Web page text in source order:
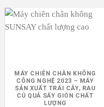
MÁY CHIÊN CHÂN KHÔNG
CÔNG NGHỆ 2023 – MÁY
SẢN XUẤT TRÁI CÂY, RAU
CỦ QUẢ SẤY GIÒN CHẤT
LƯỢNG